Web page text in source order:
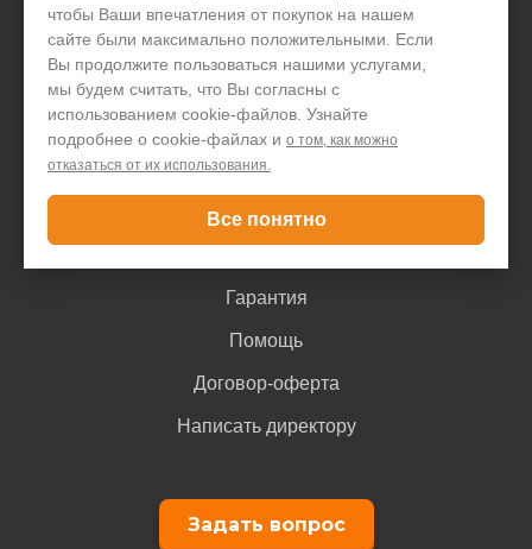
чтобы Ваши впечатления от покупок на нашем
сайте были максимально положительными. Если
Вы продолжите пользоваться нашими услугами,
мы будем считать, что Вы согласны с
использованием cookie-файлов. Узнайте
подробнее о cookie-файлах и о том, как можно
отказаться от их использования.
Все понятно
Акции и скидки
Блог
Контакты
Гарантия
Помощь
Договор-оферта
Написать директору
Задать вопрос